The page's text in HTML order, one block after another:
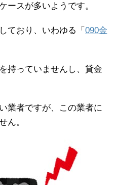
ースが多いようです。
ており、いわゆる「 090金
持っていませんし、貸金
業者ですが、この業者に
ん。